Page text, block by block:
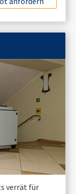
verrät für